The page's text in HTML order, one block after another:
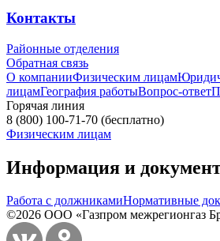
Контакты
Районные отделения
Обратная связь
О компанииФизическим лицам
лицамГеография работыВопрос-ответ
Горячая линия
8 (800) 100-71-70 (бесплатно)
Физическим лицам
Информация и
Работа с должникамиНормативные
©2026 ООО «Газпром межрегионгаз